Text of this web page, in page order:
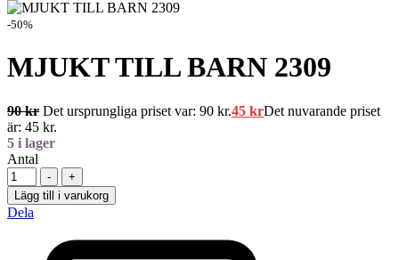
-50%
MJUKT TILL BARN 2309
90kr Det ursprungliga priset var: 90 kr.45 krDet nuvarande priset
är: 45 kr.
5 i lager
Antal
-
+
Lägg till i varukorg
Dela